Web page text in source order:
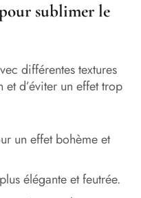
sublimer le
différentes textures
d’éviter un effet trop
un effet bohème et
élégante et feutrée.